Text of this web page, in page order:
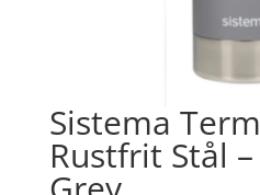
Sistema
Rustfrit Stål